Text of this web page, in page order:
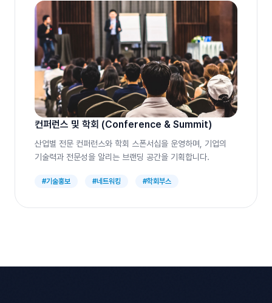
컨퍼런스 및 학회 (Conference & Summit)
산업별 전문 컨퍼런스와 학회 스폰서십을 운영하며, 기업의
기술력과 전문성을 알리는 브랜딩 공간을 기획합니다.
#기술홍보 #네트워킹 #학회부스